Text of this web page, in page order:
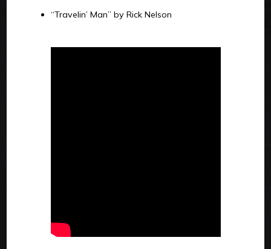
“Travelin’ Man” by Rick Nelson